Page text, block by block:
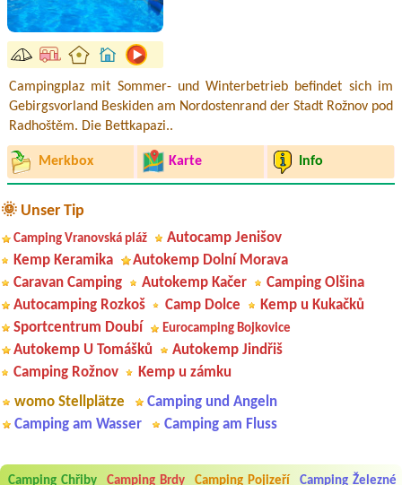
Campingplaz mit Sommer- und Winterbetrieb befindet sich im
Gebirgsvorland Beskiden am Nordostenrand der Stadt Rožnov pod
Radhoštěm. Die Bettkapazi..
Merkbox Karte Info
🌞 Unser Tip
Camping Vranovská pláž
Autocamp Jenišov
Kemp Keramika
Autokemp Dolní Morava
Caravan Camping
Autokemp Kačer
Camping Olšina
Autocamping Rozkoš
Camp Dolce
Kemp u Kukačků
Sportcentrum Doubí
Eurocamping Bojkovice
Autokemp U Tomášků
Autokemp Jindřiš
Camping Rožnov
Kemp u zámku
womo Stellplätze
Camping und Angeln
Camping am Wasser
Camping am Fluss
Camping Chřiby Camping Brdy Camping Pojizeří Camping Železné